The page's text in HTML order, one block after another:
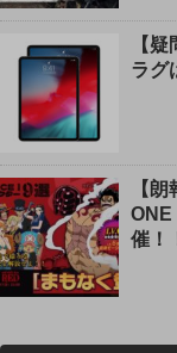
【
ラグ
【
ONE
催！